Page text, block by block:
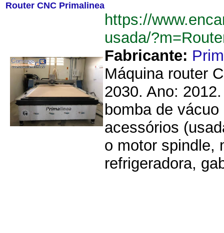
Router CNC Primalinea
https://
usada/
Fabricante:
Máquina router
2030. Ano:
bomba de
acessórios
o motor spindle,
refrigeradora,